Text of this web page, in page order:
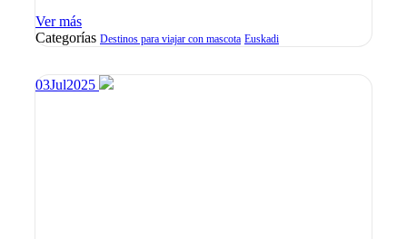
Ver más
Categorías Destinos para viajar con mascota Euskadi
03Jul2025